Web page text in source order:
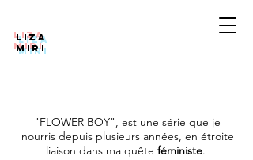
LIZA
MIRI
"FLOWER BOY", est une série que je
nourris depuis plusieurs années, en étroite
liaison dans ma quête féministe.